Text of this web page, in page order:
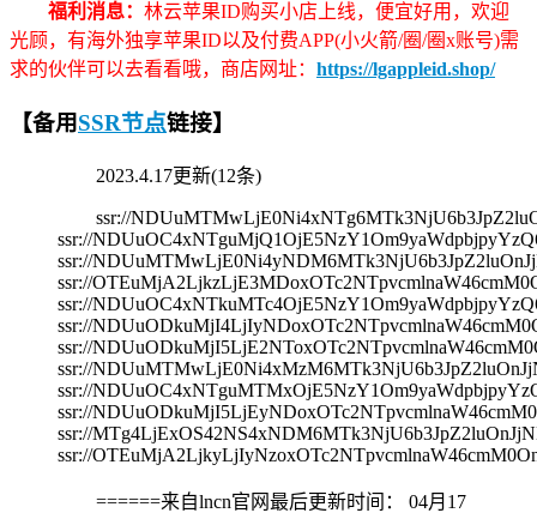
福利消息： 林云苹果ID购买小店上线，便宜好用，欢迎
光顾，有海外独享苹果ID以及付费APP(小火箭/圈/圈x账号)需
求的伙伴可以去看看哦，商店网址： https://lgappleid.shop/
【备用SSR节点链接】
2023.4.17更新(12条)
ssr://
ssr://
ssr://
ssr://
ssr://
ssr://
ssr://
ssr://
ssr://
ssr://
ssr://
ssr://
======来自lncn官网最后更新时间： 04月17